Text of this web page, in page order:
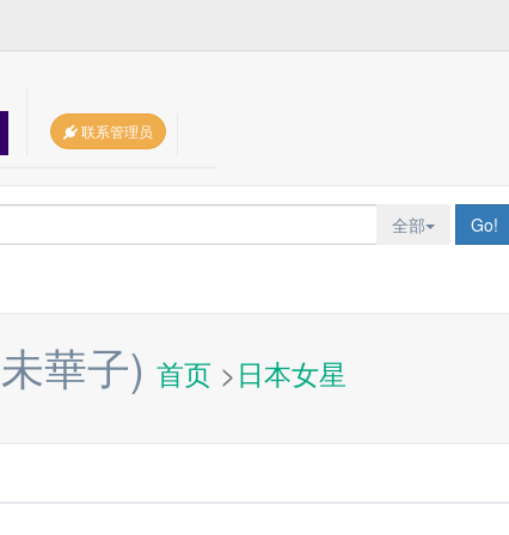
联系管理员
全部 Go!
華子) 首页 >日本女星